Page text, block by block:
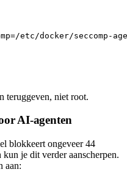
/etc/docker/seccomp-
teruggeven, niet root.
AI-agenten
blokkeert ongeveer 44
je dit verder aanscherpen.
aan: